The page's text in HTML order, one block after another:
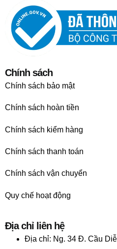
Chính sách
Chính sách bảo mật
Chính sách hoàn tiền
Chính sách kiểm hàng
Chính sách thanh toán
Chính sách vận chuyển
Quy chế hoạt động
Địa chỉ liên hệ
Địa chỉ: Ng. 34 Đ. Cầu